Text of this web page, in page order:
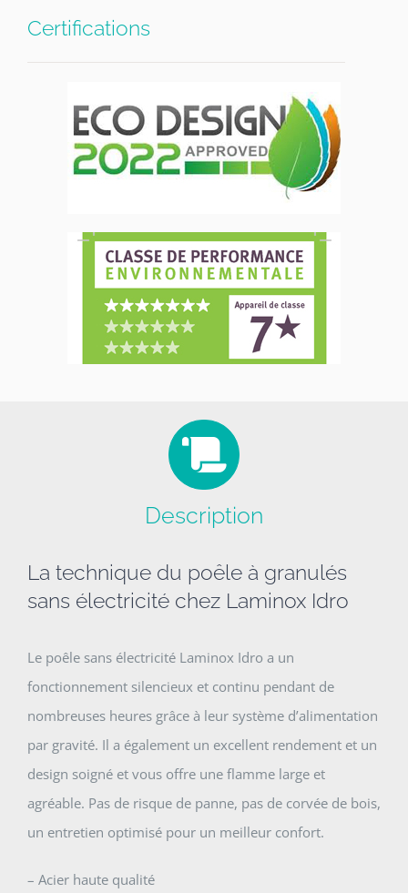
Certifications
Description
La technique du poêle à granulés
sans électricité chez Laminox Idro
Le poêle sans électricité Laminox Idro a un
fonctionnement silencieux et continu pendant de
nombreuses heures grâce à leur système d’alimentation
par gravité. Il a également un excellent rendement et un
design soigné et vous offre une flamme large et
agréable. Pas de risque de panne, pas de corvée de bois,
un entretien optimisé pour un meilleur confort.
– Acier haute qualité